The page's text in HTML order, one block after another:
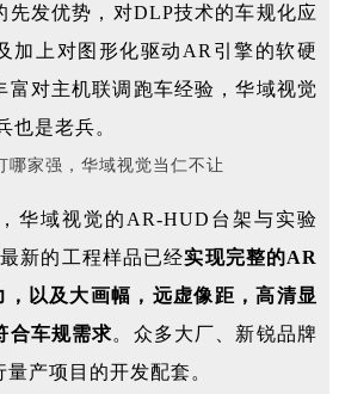
先发优势，对DLP技术的车规化应
加上对图形化驱动AR引擎的软硬
富对主机联调跑车经验，华域视觉
也是老兵。
，华域视觉的AR-HUD台架与实验
新的工程样品已经实现完整的AR
以及大画幅，远虚像距，高清显
合车规需求。众多大厂、新锐品牌
产项目的开发配套。